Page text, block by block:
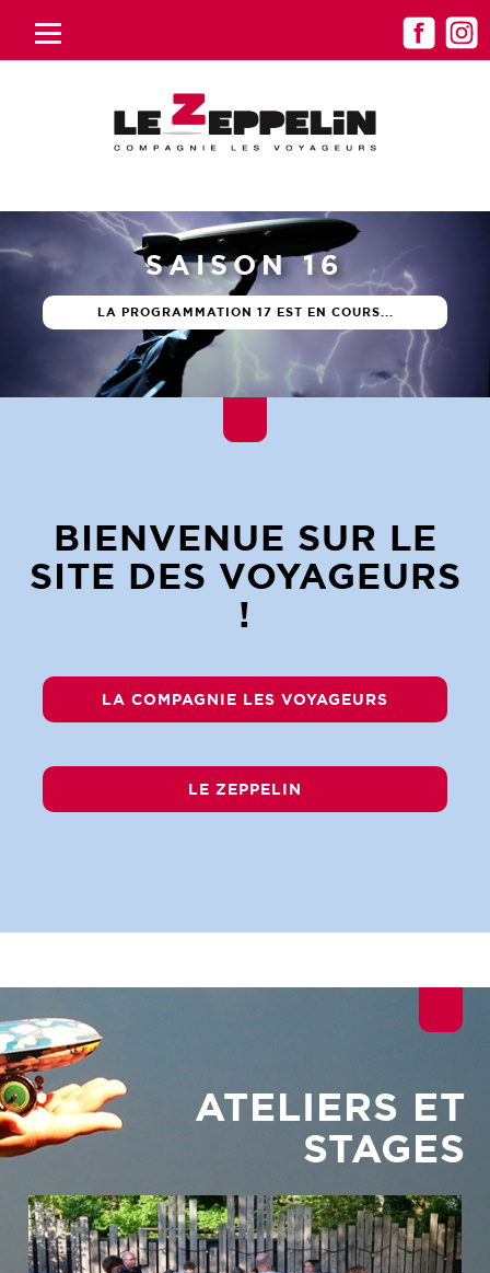
ATELIERS 2026-2027
LE PRÉPROGRAMME EST EN LIGNE !
BIENVENUE SUR LE
SITE DES VOYAGEURS
!
LA COMPAGNIE LES VOYAGEURS
LE ZEPPELIN
ATELIERS ET
STAGES